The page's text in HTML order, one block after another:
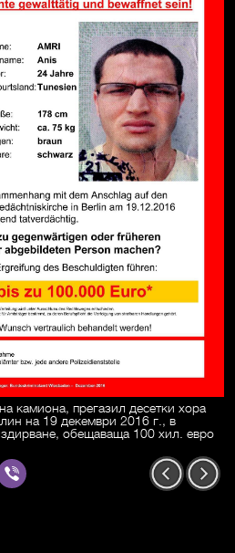
камиона, прегазил десетки хора
на 19 декември 2016 г., в
обещаваща 100 хил. евро